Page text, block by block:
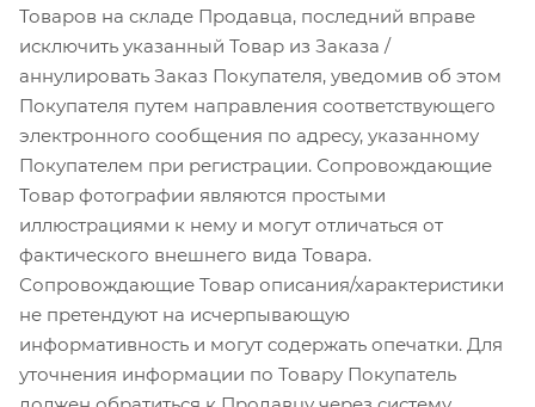
Товаров на складе Продавца, последний вправе
исключить указанный Товар из Заказа /
аннулировать Заказ Покупателя, уведомив об этом
Покупателя путем направления соответствующего
электронного сообщения по адресу, указанному
Покупателем при регистрации. Сопровождающие
Товар фотографии являются простыми
иллюстрациями к нему и могут отличаться от
фактического внешнего вида Товара.
Сопровождающие Товар описания/характеристики
не претендуют на исчерпывающую
информативность и могут содержать опечатки. Для
уточнения информации по Товару Покупатель